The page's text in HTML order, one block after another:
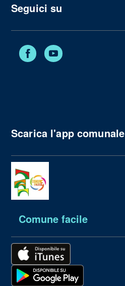
Seguici su
Facebook
Scarica l'app comunale
Comune facile